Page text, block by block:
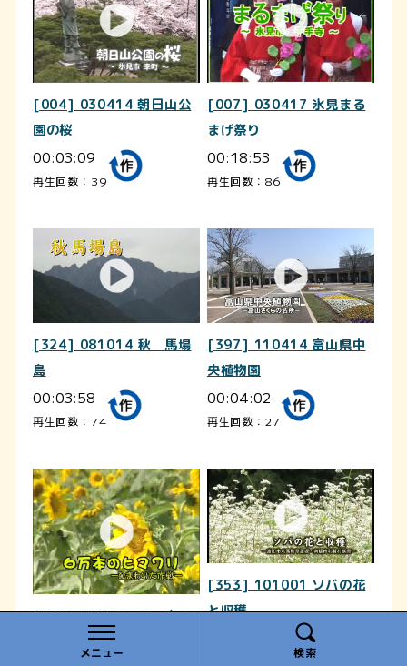
メニュー 検索
[004] 030414 朝日山公
園の桜
00:03:09
再生回数：39
[007] 030417 氷見まる
まげ祭り
00:18:53
再生回数：86
[324] 081014 秋 馬場
島
00:03:58
再生回数：74
[397] 110414 富山県中
央植物園
00:04:02
再生回数：27
[317] 030810 ６万本の
[353] 101001 ソバの花
と収穫